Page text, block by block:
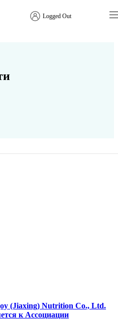
Logged Out
(Jiaxing) Nutrition Co., Ltd.
к Ассоциации